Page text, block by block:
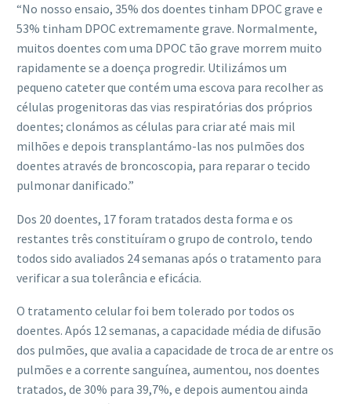
“No nosso ensaio, 35% dos doentes tinham DPOC grave e
53% tinham DPOC extremamente grave. Normalmente,
muitos doentes com uma DPOC tão grave morrem muito
rapidamente se a doença progredir. Utilizámos um
pequeno cateter que contém uma escova para recolher as
células progenitoras das vias respiratórias dos próprios
doentes; clonámos as células para criar até mais mil
milhões e depois transplantámo-las nos pulmões dos
doentes através de broncoscopia, para reparar o tecido
pulmonar danificado.”
Dos 20 doentes, 17 foram tratados desta forma e os
restantes três constituíram o grupo de controlo, tendo
todos sido avaliados 24 semanas após o tratamento para
verificar a sua tolerância e eficácia.
O tratamento celular foi bem tolerado por todos os
doentes. Após 12 semanas, a capacidade média de difusão
dos pulmões, que avalia a capacidade de troca de ar entre os
pulmões e a corrente sanguínea, aumentou, nos doentes
tratados, de 30% para 39,7%, e depois aumentou ainda